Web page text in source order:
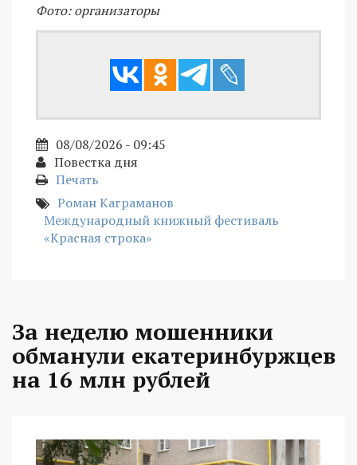
Фото: организаторы
08/08/2026 - 09:45
Повестка дня
Печать
Роман Каграманов
Международный книжный фестиваль
«Красная строка»
За неделю мошенники
обманули екатеринбуржцев
на 16 млн рублей